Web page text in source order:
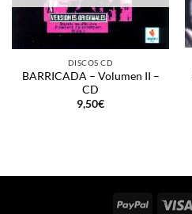
DISCOS CD
BARRICADA – Volumen II –
CD
9,50€
PayPal